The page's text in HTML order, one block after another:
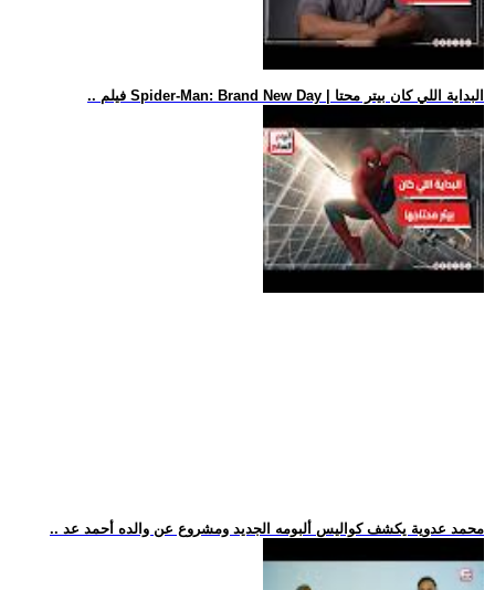
.. فيلم Spider-Man: Brand New Day | البداية اللي كان بيتر محتا
.. محمد عدوية يكشف كواليس ألبومه الجديد ومشروع عن والده أحمد عد